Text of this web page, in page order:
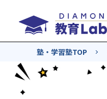
塾・学習塾TOP